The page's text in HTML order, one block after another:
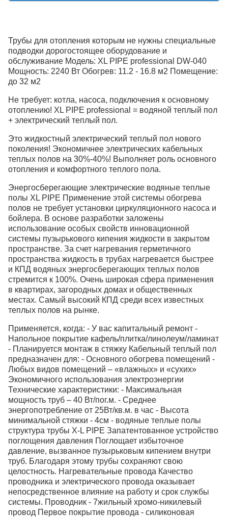
Трубы для отопления которым не нужны специальные
подводки дорогостоящее оборудование и
обслуживание Модель: XL PIPE professional DW-040
Мощность: 2240 Вт Обогрев: 11.2 - 16.8 м2 Помещение:
до 32 м2
Не требует: котла, насоса, подключения к основному
отоплению! XL PIPE professional = водяной теплый пол
+ электрический теплый пол.
Это жидкостный электрический теплый пол нового
поколения! Экономичнее электрических кабельных
теплых полов на 30%-40%! Выполняет роль основного
отопления и комфортного теплого пола.
Энергосберегающие электрические водяные теплые
полы XL PIPE Применение этой системы обогрева
полов не требует установки циркуляционного насоса и
бойлера. В основе разработки заложены
использование особых свойств инновационной
системы пузырькового кипения жидкости в закрытом
пространстве. За счет нагревания герметичного
пространства жидкость в трубах нагревается быстрее
и КПД водяных энергосберегающих теплых полов
стремится к 100%. Очень широкая сфера применения
в квартирах, загородных домах и общественных
местах. Самый высокий КПД среди всех известных
теплых полов на рынке.
Применяется, когда: - У вас капитальный ремонт -
Напольное покрытие кафель/плитка/линолеум/ламинат
- Планируется монтаж в стяжку Кабельный теплый пол
предназначен для: - Основного обогрева помещений -
Любых видов помещений – «влажных» и «сухих»
Экономичного использования электроэнергии
Технические характеристики: - Максимальная
мощность труб – 40 Вт/пог.м. - Среднее
энергопотребление от 25Вт/кв.м. в час - Высота
минимальной стяжки - 4см - водяные теплые полы
структура трубы X-L PIPE Запатентованное устройство
поглощения давления Поглощает избыточное
давление, вызванное пузырьковым кипением внутри
труб. Благодаря этому трубы сохраняют свою
целостность. Нагревательные провода Качество
проводника и электрического провода оказывает
непосредственное влияние на работу и срок службы
системы. Проводник - 7жильный хромо-никилевый
провод Первое покрытие провода - силиконовая